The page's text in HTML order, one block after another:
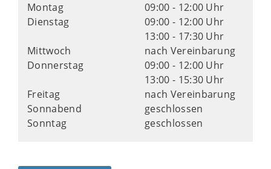
Montag
09:00 - 12:00 Uhr
Dienstag
09:00 - 12:00 Uhr
13:00 - 17:30 Uhr
Mittwoch
nach Vereinbarung
Donnerstag
09:00 - 12:00 Uhr
13:00 - 15:30 Uhr
Freitag
nach Vereinbarung
Sonnabend
geschlossen
Sonntag
geschlossen